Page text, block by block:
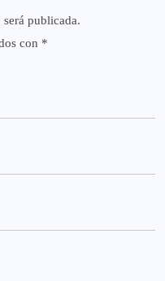
publicada.
con *